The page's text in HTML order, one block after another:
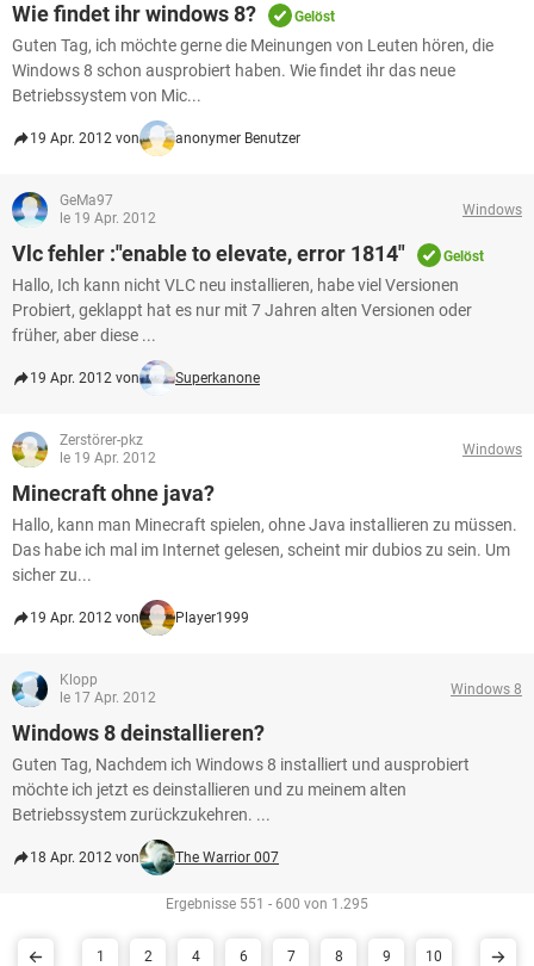
Wie findet ihr windows 8? Gelöst
Guten Tag, ich möchte gerne die Meinungen von Leuten hören, die
Windows 8 schon ausprobiert haben. Wie findet ihr das neue
Betriebssystem von Mic...
19 Apr. 2012 von anonymer Benutzer
GeMa97
le 19 Apr. 2012
Windows
Vlc fehler :"enable to elevate, error 1814" Gelöst
Hallo, Ich kann nicht VLC neu installieren, habe viel Versionen
Probiert, geklappt hat es nur mit 7 Jahren alten Versionen oder
früher, aber diese ...
19 Apr. 2012 von Superkanone
Zerstörer-pkz
le 19 Apr. 2012
Windows
Minecraft ohne java?
Hallo, kann man Minecraft spielen, ohne Java installieren zu müssen.
Das habe ich mal im Internet gelesen, scheint mir dubios zu sein. Um
sicher zu...
19 Apr. 2012 von Player1999
Klopp
le 17 Apr. 2012
Windows 8
Windows 8 deinstallieren?
Guten Tag, Nachdem ich Windows 8 installiert und ausprobiert
möchte ich jetzt es deinstallieren und zu meinem alten
Betriebssystem zurückzukehren. ...
18 Apr. 2012 von The Warrior 007
Ergebnisse 551 - 600 von 1.295
1 2 4 6 7 8 9 10